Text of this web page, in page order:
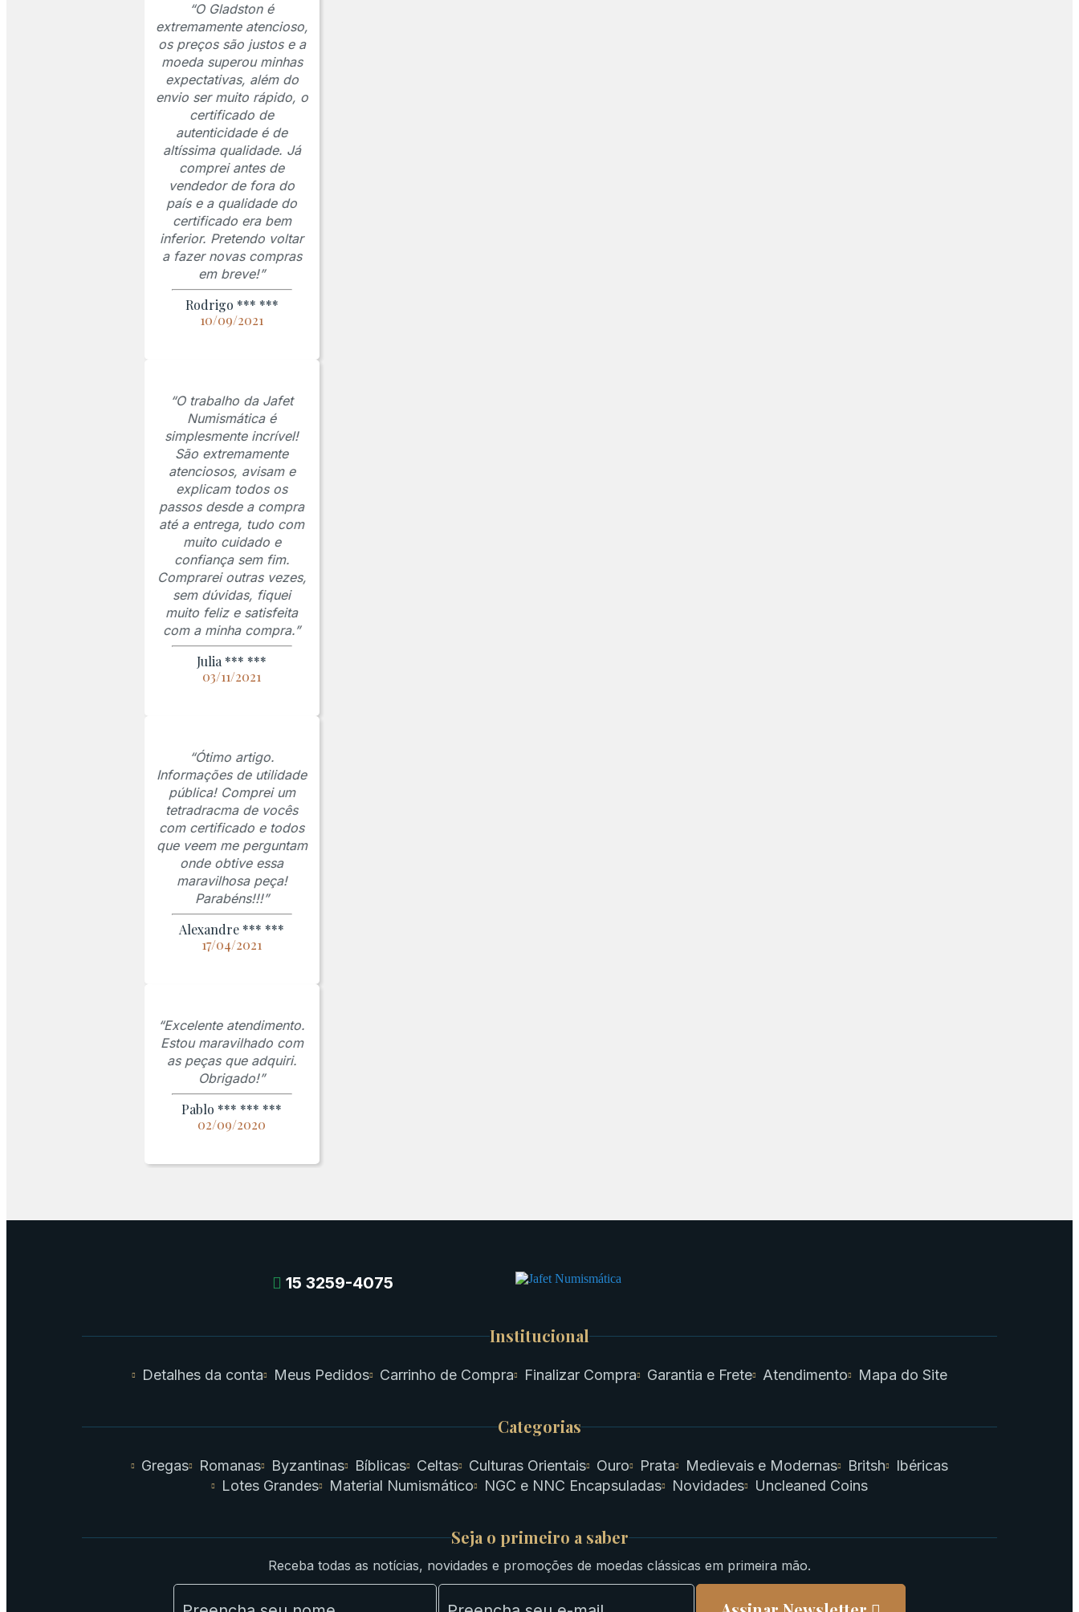
“O Gladston é
extremamente atencioso,
os preços são justos e a
moeda superou minhas
expectativas, além do
envio ser muito rápido, o
certificado de
autenticidade é de
altíssima qualidade. Já
comprei antes de
vendedor de fora do
país e a qualidade do
certificado era bem
inferior. Pretendo voltar
a fazer novas compras
em breve!”
Rodrigo *** ***
10/09/2021
“O trabalho da Jafet
Numismática é
simplesmente incrível!
São extremamente
atenciosos, avisam e
explicam todos os
passos desde a compra
até a entrega, tudo com
muito cuidado e
confiança sem fim.
Comprarei outras vezes,
sem dúvidas, fiquei
muito feliz e satisfeita
com a minha compra.”
Julia *** ***
03/11/2021
“Ótimo artigo.
Informações de utilidade
pública! Comprei um
tetradracma de vocês
com certificado e todos
que veem me perguntam
onde obtive essa
maravilhosa peça!
Parabéns!!!”
Alexandre *** ***
17/04/2021
“Excelente atendimento.
Estou maravilhado com
as peças que adquiri.
Obrigado!”
Pablo *** *** ***
02/09/2020
15 3259-4075
Institucional
Detalhes da conta Meus Pedidos Carrinho de Compra Finalizar Compra Garantia e Frete Atendimento Mapa do Site
Categorias
Gregas Romanas Byzantinas Bíblicas Celtas Culturas Orientais Ouro Prata Medievais e Modernas Britsh
Ibéricas
Lotes Grandes
Material Numismático NGC e NNC Encapsuladas Novidades Uncleaned Coins
Seja o primeiro a saber
Receba todas as notícias, novidades e promoções de moedas clássicas em primeira mão.